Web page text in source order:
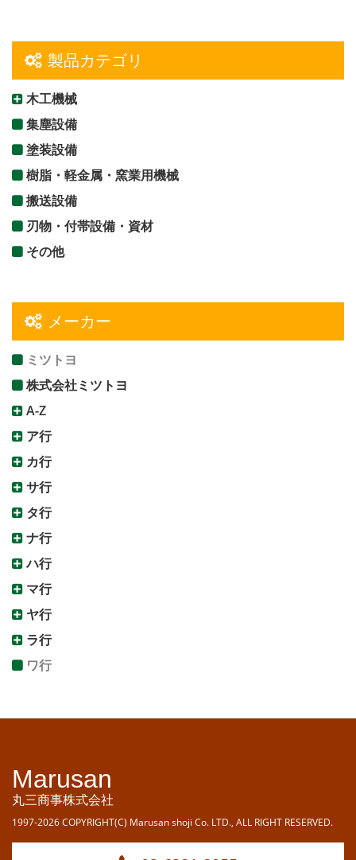
製品カテゴリ
木工機械
集塵設備
塗装設備
樹脂・軽金属・窯業用機械
搬送設備
刃物・付帯設備・資材
その他
メーカー
ミツトヨ
株式会社ミツトヨ
A-Z
ア行
カ行
サ行
タ行
ナ行
ハ行
マ行
ヤ行
ラ行
ワ行
Marusan
丸三商事株式会社
1997-2026 COPYRIGHT(C) Marusan shoji Co. LTD., ALL RIGHT RESERVED.